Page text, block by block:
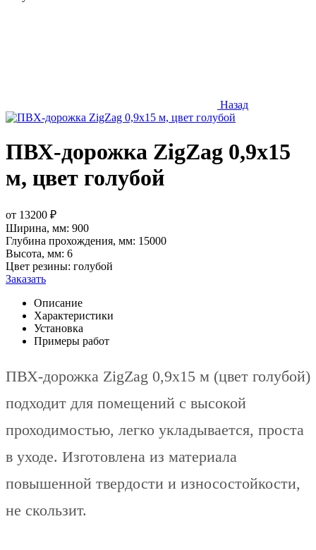
Назад
ПВХ-дорожка ZigZag 0,9х15
м, цвет голубой
от 13200 ₽
Ширина, мм: 900
Глубина прохождения, мм: 15000
Высота, мм: 6
Цвет резины: голубой
Заказать
Описание
Характеристики
Установка
Примеры работ
ПВХ-дорожка ZigZag 0,9х15 м (цвет голубой)
подходит для помещений с высокой
проходимостью, легко укладывается, проста
в уходе. Изготовлена из материала
повышенной твердости и износостойкости,
не скользит.